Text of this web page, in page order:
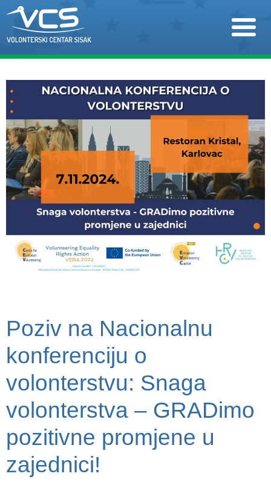
Poziv na Nacionalnu
konferenciju o
volonterstvu: Snaga
volonterstva – GRADimo
pozitivne promjene u
zajednici!